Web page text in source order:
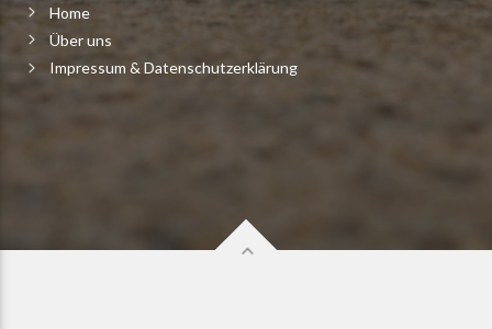
Home
Über uns
Impressum & Datenschutzerklärung